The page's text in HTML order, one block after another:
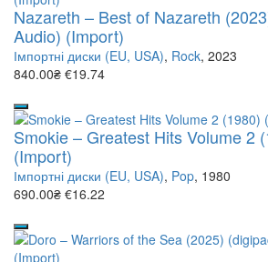
Nazareth – Best of Nazareth
Audio) (Import)
Імпортні диски (EU, USA), Rock, 2023
840.00₴ €19.74
Smokie – Greatest Hits Volume 2
(Import)
Імпортні диски (EU, USA), Pop, 1980
690.00₴ €16.22